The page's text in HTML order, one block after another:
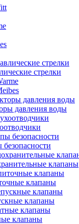
стрелки
давления воды
клапаны
клапаны
клапаны
клапаны